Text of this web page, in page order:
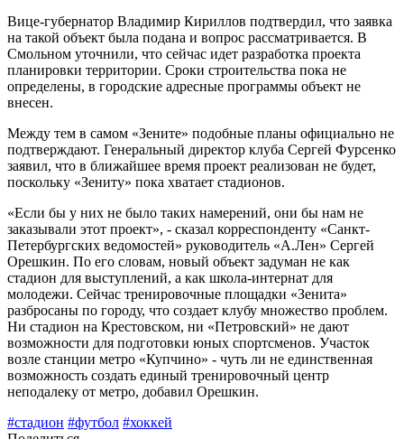
Вице-губернатор Владимир Кириллов подтвердил, что заявка
на такой объект была подана и вопрос рассматривается. В
Смольном уточнили, что сейчас идет разработка проекта
планировки территории. Сроки строительства пока не
определены, в городские адресные программы объект не
внесен.
Между тем в самом «Зените» подобные планы официально не
подтверждают. Генеральный директор клуба Сергей Фурсенко
заявил, что в ближайшее время проект реализован не будет,
поскольку «Зениту» пока хватает стадионов.
«Если бы у них не было таких намерений, они бы нам не
заказывали этот проект», - сказал корреспонденту «Санкт-
Петербургских ведомостей» руководитель «А.Лен» Сергей
Орешкин. По его словам, новый объект задуман не как
стадион для выступлений, а как школа-интернат для
молодежи. Сейчас тренировочные площадки «Зенита»
разбросаны по городу, что создает клубу множество проблем.
Ни стадион на Крестовском, ни «Петровский» не дают
возможности для подготовки юных спортсменов. Участок
возле станции метро «Купчино» - чуть ли не единственная
возможность создать единый тренировочный центр
неподалеку от метро, добавил Орешкин.
#стадион #футбол #хоккей